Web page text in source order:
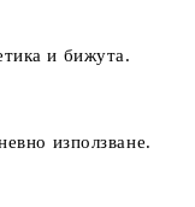
и бижута.
използване.